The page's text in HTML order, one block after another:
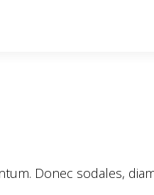
Donec sodales,